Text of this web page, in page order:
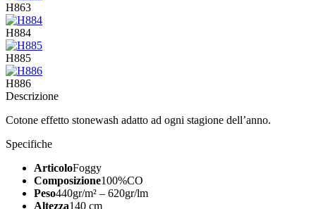
H863
H884
H885
H886
Descrizione
Cotone effetto stonewash adatto ad ogni stagione dell’anno.
Specifiche
ArticoloFoggy
Composizione100%CO
Peso440gr/m² – 620gr/lm
Altezza140 cm